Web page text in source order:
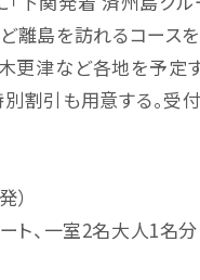
離島を訪れるコース
更津など各地を予定
割引も用意する。受
）
ト、一室2名大人1名分